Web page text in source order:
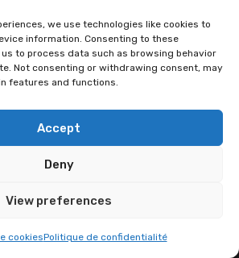
we use technologies like cookies to
information. Consenting to these
to process data such as browsing behavior
Not consenting or withdrawing consent, may
features and functions.
Accept
Deny
View preferences
cookiesPolitique de confidentialité
(SGN) Just Dance 2026 (Tournoi SGN)